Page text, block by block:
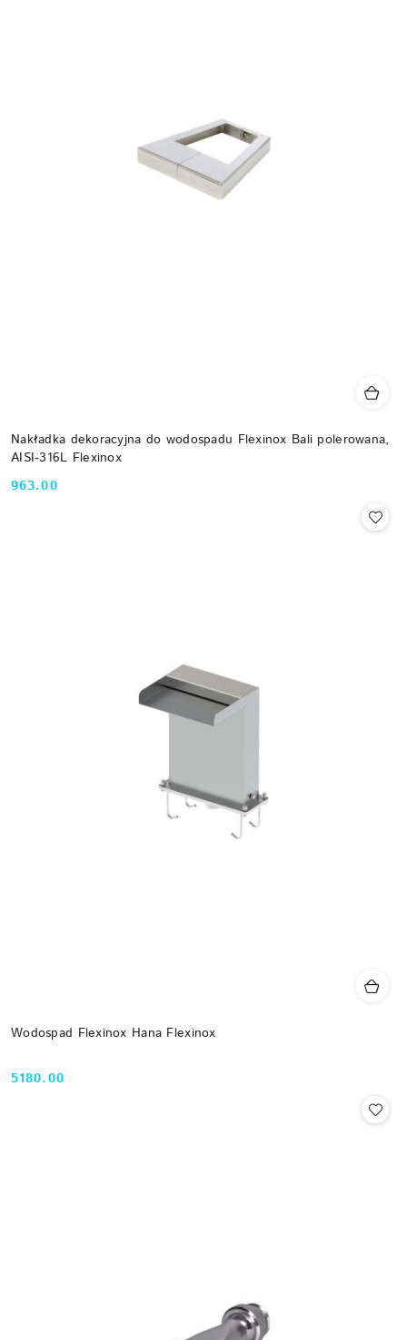
Nakładka dekoracyjna do wodospadu Flexinox Bali polerowana,
AISI-316L Flexinox
Cena:
963.00
Wodospad Flexinox Hana Flexinox
Cena:
5180.00